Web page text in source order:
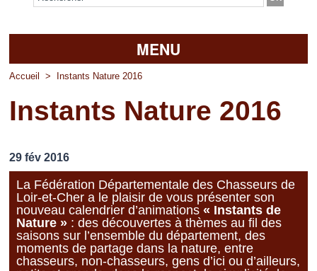
MENU
Accueil
La mairie
Vie pratique
Vos professionnels
Loisirs
Accueil > Instants Nature 2016
Instants Nature 2016
29 fév 2016
La Fédération Départementale des Chasseurs de
Loir-et-Cher a le plaisir de vous présenter son
nouveau calendrier d’animations« Instants de
Nature » : des découvertes à thèmes au fil des
saisons sur l’ensemble du département, des
moments de partage dans la nature, entre
chasseurs, non-chasseurs, gens d’ici ou d’ailleurs,